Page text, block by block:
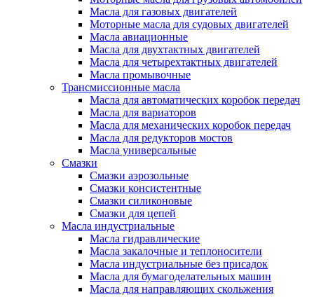
Масла для газовых двигателей
Моторные масла для судовых двигателей
Масла авиационные
Масла для двухтактных двигателей
Масла для четырехтактных двигателей
Масла промывочные
Трансмиссионные масла
Масла для автоматических коробок передач
Масла для вариаторов
Масла для механических коробок передач
Масла для редукторов мостов
Масла универсальные
Cмазки
Смазки аэрозольные
Смазки консистентные
Смазки силиконовые
Смазки для цепей
Масла индустриальные
Масла гидравлические
Масла закалочные и теплоносители
Масла индустриальные без присадок
Масла для бумагоделательных машин
Масла для направляющих скольжения